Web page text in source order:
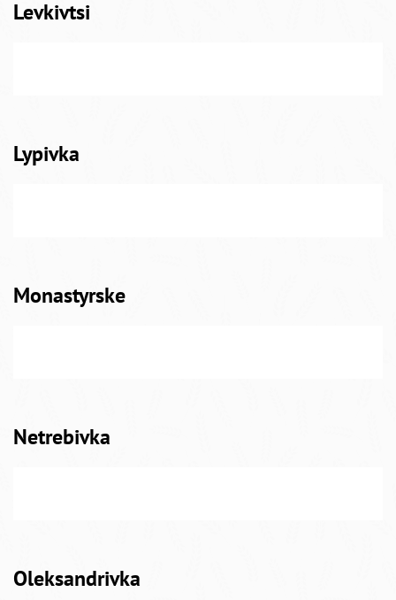
Levkivtsi
Lypivka
Monastyrske
Netrebivka
Oleksandrivka